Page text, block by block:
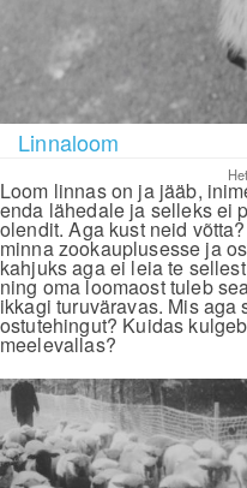
Linnaloom
Loom linnas on ja jääb,
enda lähedale ja selleks ei
olendit. Aga kust neid
minna zookauplusesse ja
kahjuks aga ei leia te
ning oma loomaost tuleb
ikkagi turuväravas. Mis aga
ostutehingut? Kuidas
meelevallas?